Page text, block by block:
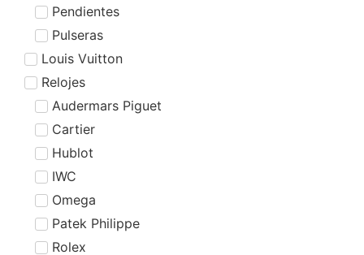
Pendientes
Pulseras
Louis Vuitton
Relojes
Audermars Piguet
Cartier
Hublot
IWC
Omega
Patek Philippe
Rolex